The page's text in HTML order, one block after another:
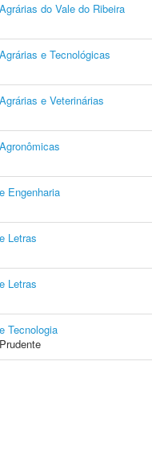
do Vale do Ribeira
e Tecnológicas
e Veterinárias
Engenharia
Letras
Letras
Tecnologia